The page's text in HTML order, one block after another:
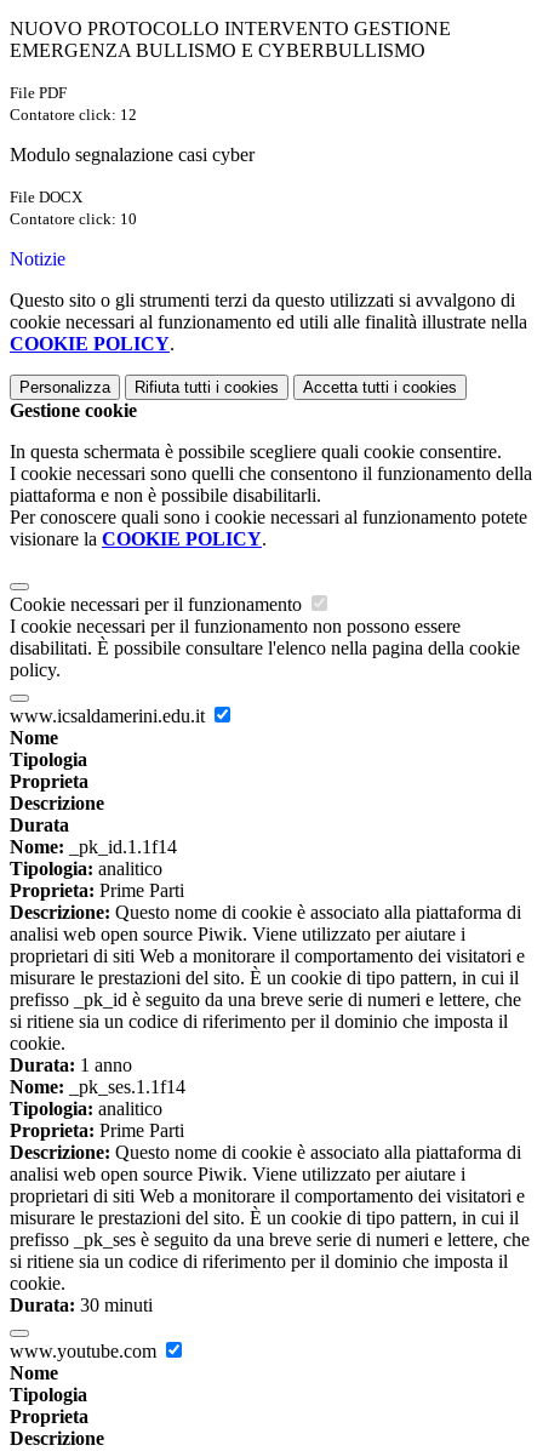
NUOVO PROTOCOLLO INTERVENTO GESTIONE
EMERGENZA BULLISMO E CYBERBULLISMO
File PDF
Contatore click: 12
Modulo segnalazione casi cyber
File DOCX
Contatore click: 10
Notizie
Questo sito o gli strumenti terzi da questo utilizzati si avvalgono di
cookie necessari al funzionamento ed utili alle finalità illustrate nella
COOKIE POLICY.
Personalizza Rifiuta tutti i cookies Accetta tutti i cookies
Gestione cookie
In questa schermata è possibile scegliere quali cookie consentire.
I cookie necessari sono quelli che consentono il funzionamento della
piattaforma e non è possibile disabilitarli.
Per conoscere quali sono i cookie necessari al funzionamento potete
visionare la COOKIE POLICY.
Cookie necessari per il funzionamento
I cookie necessari per il funzionamento non possono essere
disabilitati. È possibile consultare l'elenco nella pagina della cookie
policy.
www.icsaldamerini.edu.it
Nome
Tipologia
Proprieta
Descrizione
Durata
Nome: _pk_id.1.1f14
Tipologia: analitico
Proprieta: Prime Parti
Descrizione: Questo nome di cookie è associato alla piattaforma di
analisi web open source Piwik. Viene utilizzato per aiutare i
proprietari di siti Web a monitorare il comportamento dei visitatori e
misurare le prestazioni del sito. È un cookie di tipo pattern, in cui il
prefisso _pk_id è seguito da una breve serie di numeri e lettere, che
si ritiene sia un codice di riferimento per il dominio che imposta il
cookie.
Durata: 1 anno
Nome: _pk_ses.1.1f14
Tipologia: analitico
Proprieta: Prime Parti
Descrizione: Questo nome di cookie è associato alla piattaforma di
analisi web open source Piwik. Viene utilizzato per aiutare i
proprietari di siti Web a monitorare il comportamento dei visitatori e
misurare le prestazioni del sito. È un cookie di tipo pattern, in cui il
prefisso _pk_ses è seguito da una breve serie di numeri e lettere, che
si ritiene sia un codice di riferimento per il dominio che imposta il
cookie.
Durata: 30 minuti
www.youtube.com
Nome
Tipologia
Proprieta
Descrizione